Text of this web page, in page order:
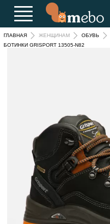
ГЛАВНАЯ ЖЕНЩИНАМ ОБУВЬ
БОТИНКИ GRISPORT 13505-N82